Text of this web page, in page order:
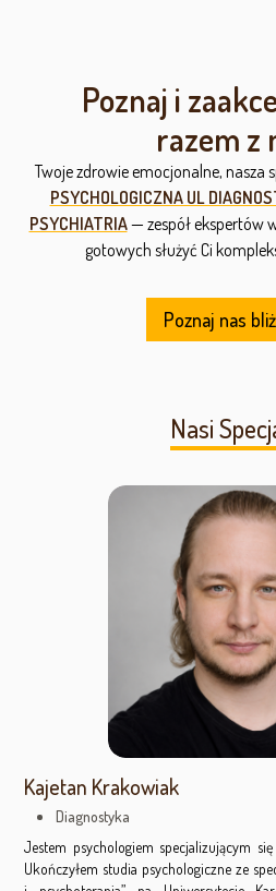
Poznaj i
razem z
Twoje zdrowie emocjonalne, nasza
PSYCHOLOGICZNA UL
PSYCHIATRIA— zespół ekspertów
gotowych służyć Ci
Poznaj nas
Nasi
Kajetan Krakowiak
Diagnostyka
Jestem psychologiem specjalizującym
Ukończyłem studia psychologiczne ze